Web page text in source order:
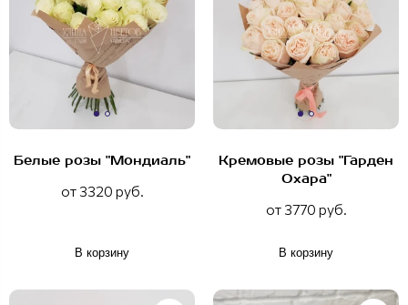
Белые розы "Мондиаль"
от 3320 руб.
В корзину
Кремовые розы "Гарден
Охара"
от 3770 руб.
В корзину